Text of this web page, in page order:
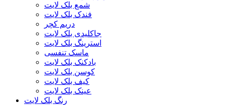
شمع بلک لایت
فندک بلک لایت
دریم کچر
جاکلیدی بلک لایت
استرینگ بلک لایت
ماسک تنفسی
بادکنک بلک لایت
کوسن بلک لایت
کیف بلک لایت
عینک بلک لایت
رنگ بلک لایت